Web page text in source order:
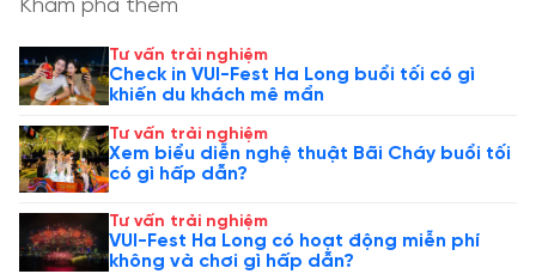
Khám phá thêm
Tư vấn trải nghiệm
Check in VUI-Fest Ha Long buổi tối có gì
khiến du khách mê mẩn
Tư vấn trải nghiệm
Xem biểu diễn nghệ thuật Bãi Cháy buổi tối
có gì hấp dẫn?
Tư vấn trải nghiệm
VUI-Fest Ha Long có hoạt động miễn phí
không và chơi gì hấp dẫn?